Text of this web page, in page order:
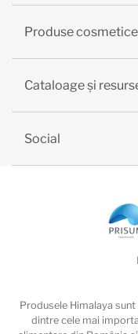
Produse cosmetice
Cataloage și
Social
Produsele Himalaya
dintre cele mai